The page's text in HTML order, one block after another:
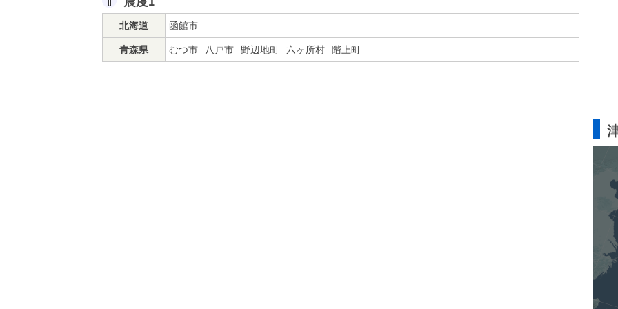
北海道 函館市
青森県 むつ市 八戸市 野辺地町 六ヶ所村 階上町